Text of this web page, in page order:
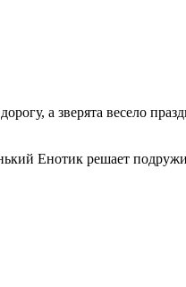
а зверята весело
Енотик решает